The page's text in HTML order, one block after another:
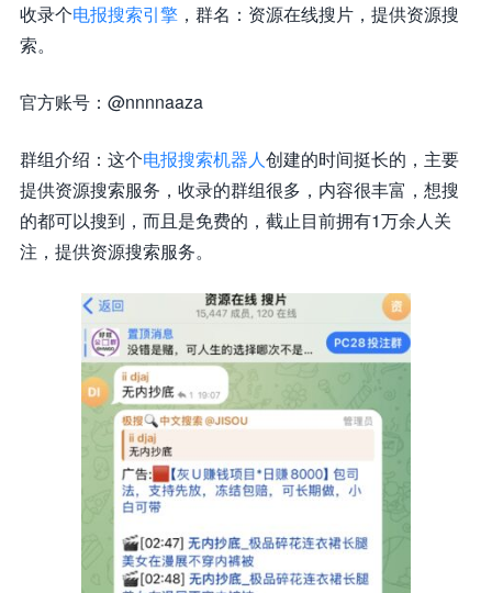
收录个电报搜索引擎 ，群名：资源在线搜片，提供资源搜
索。
官方账号：@nnnnaaza
群组介绍：这个电报搜索机器人创建的时间挺长的，主要
提供资源搜索服务，收录的群组很多，内容很丰富，想搜
的都可以搜到，而且是免费的，截止目前拥有1万余人关
注，提供资源搜索服务。